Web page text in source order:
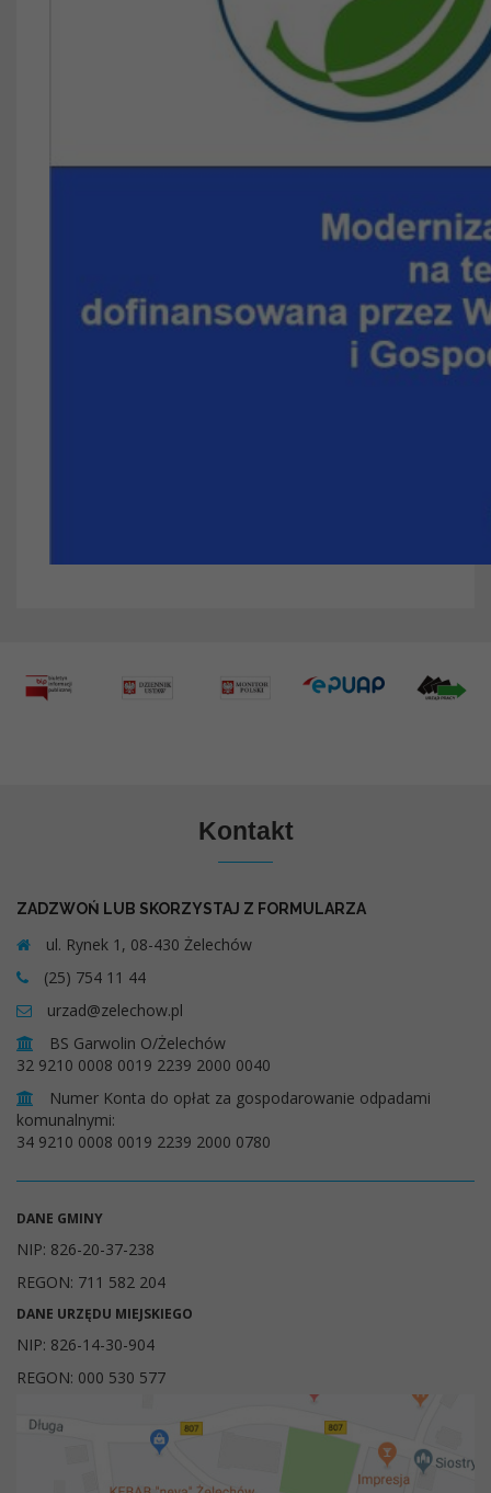
Kontakt
ZADZWOŃ LUB SKORZYSTAJ Z FORMULARZA
ul. Rynek 1, 08-430 Żelechów
(25) 754 11 44
urzad@zelechow.pl
BS Garwolin O/Żelechów
32 9210 0008 0019 2239 2000 0040
Numer Konta do opłat za gospodarowanie odpadami
komunalnymi:
34 9210 0008 0019 2239 2000 0780
DANE GMINY
NIP: 826-20-37-238
REGON: 711 582 204
DANE URZĘDU MIEJSKIEGO
NIP: 826-14-30-904
REGON: 000 530 577